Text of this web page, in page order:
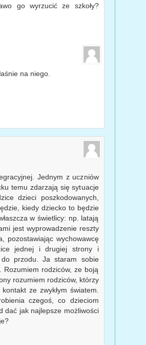
go wyrzucić ze szkoły?
na niego.
Jednym z uczniów
temu zdarzają się sytuacje
dzieci poszkodowanych,
kiedy dziecko to będzie
w świetlicy: np. latają
jest wyprowadzenie reszty
pozostawiając wychowawcę
jednej i drugiej strony i
przodu. Ja staram sobie
Rozumiem rodziców, ze boją
rozumiem rodziców, którzy
ze zwykłym światem.
czegoś, co dzieciom
dać jak najlepsze możliwości